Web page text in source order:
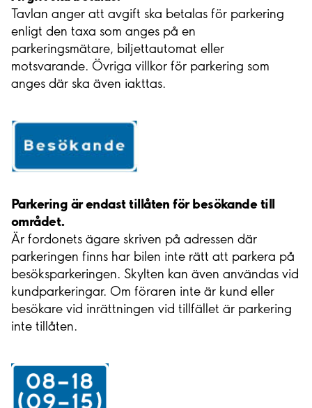
Tavlan anger att avgift ska betalas för parkering
enligt den taxa som anges på en
parkeringsmätare, biljettautomat eller
motsvarande. Övriga villkor för parkering som
anges där ska även iakttas.
Parkering är endast tillåten för besökande till
området.
Är fordonets ägare skriven på adressen där
parkeringen finns har bilen inte rätt att parkera på
besöksparkeringen. Skylten kan även användas vid
kundparkeringar. Om föraren inte är kund eller
besökare vid inrättningen vid tillfället är parkering
inte tillåten.